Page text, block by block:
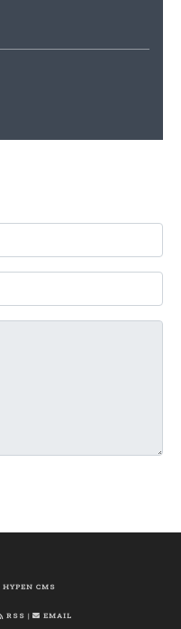
HYPEN CMS
RSS | EMAIL